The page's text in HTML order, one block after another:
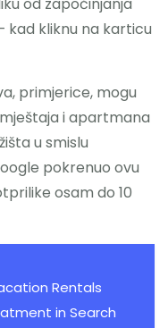
kad kliknu na karticu
primjerice, mogu
i apartmana
u smislu
pokrenuo ovu
osam do 10
Rentals
in Search